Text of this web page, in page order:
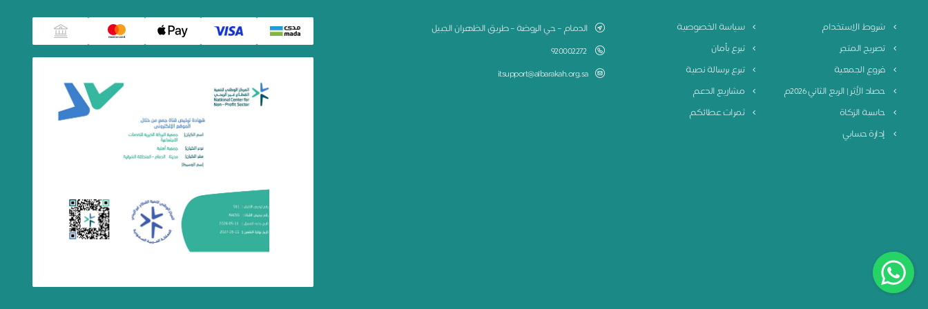
شروط الاستخدام
سياسة الخصوصية
تصريح المتجر
تبرع بأمان
فروع الجمعية
تبرع برسالة نصية
حصاد الأثر | الربع الثاني 2026م
مشاريع الدعم
حاسبة الزكاة
ثمرات عطائكم
إدارة حسابي
الدمام – حي الروضة – طريق الظهران الجبيل
920002272
itsupport@albarakah.org.sa